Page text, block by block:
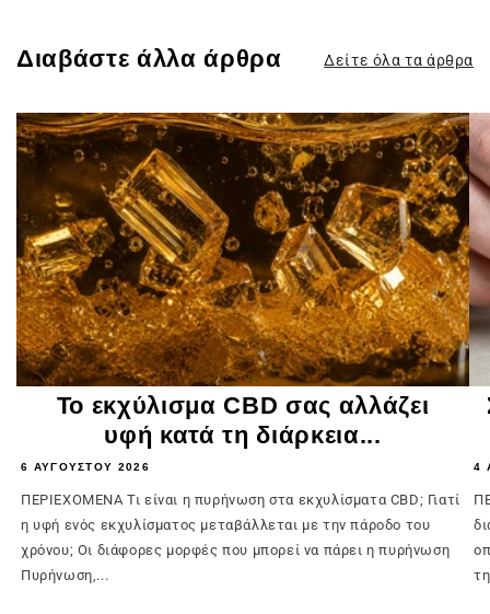
Διαβάστε άλλα άρθρα Δείτε όλα τα άρθρα
Το εκχύλισμα CBD σας αλλάζει
υφή κατά τη διάρκεια...
6 ΑΥΓΟΎΣΤΟΥ 2026
ΠΕΡΙΕΧΟΜΕΝΑ Τι είναι η πυρήνωση στα εκχυλίσματα CBD; Γιατί
η υφή ενός εκχυλίσματος μεταβάλλεται με την πάροδο του
χρόνου; Οι διάφορες μορφές που μπορεί να πάρει η πυρήνωση
Πυρήνωση,...
4